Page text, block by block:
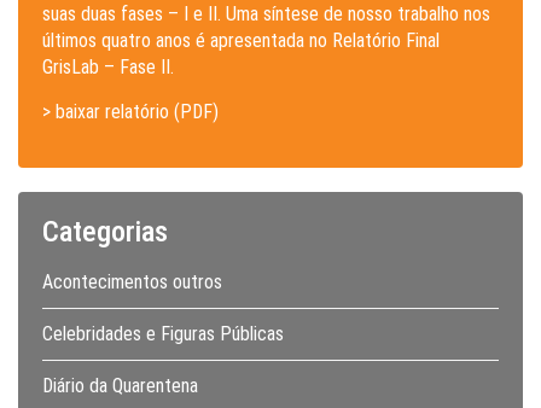
suas duas fases – I e II. Uma síntese de nosso trabalho nos
últimos quatro anos é apresentada no Relatório Final
GrisLab – Fase II.
> baixar relatório (PDF)
Categorias
Acontecimentos outros
Celebridades e Figuras Públicas
Diário da Quarentena